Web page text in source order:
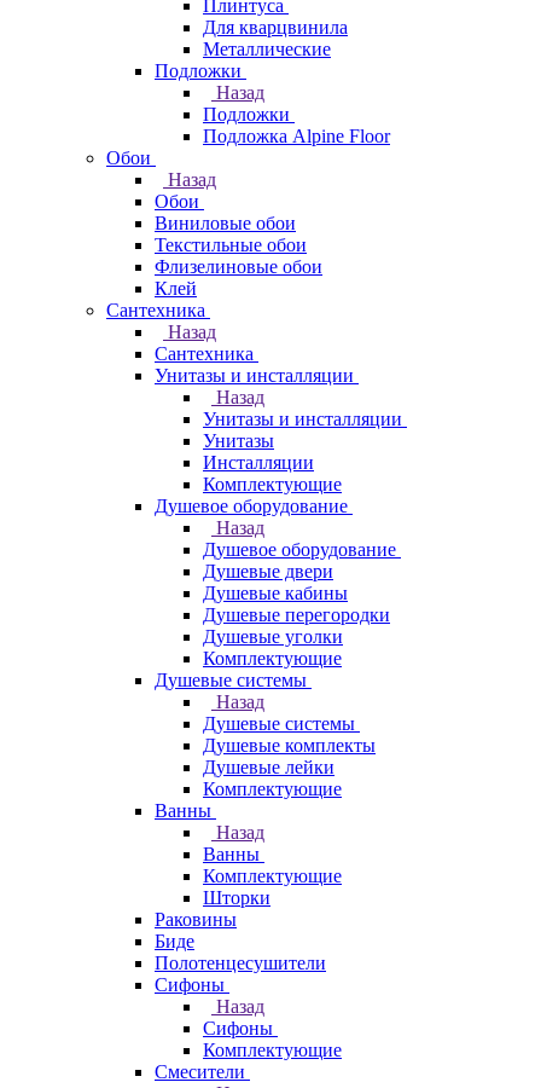
Плинтуса
Для кварцвинила
Металлические
Подложки
Назад
Подложки
Подложка Alpine Floor
Обои
Назад
Обои
Виниловые обои
Текстильные обои
Флизелиновые обои
Клей
Сантехника
Назад
Сантехника
Унитазы и инсталляции
Назад
Унитазы и инсталляции
Унитазы
Инсталляции
Комплектующие
Душевое оборудование
Назад
Душевое оборудование
Душевые двери
Душевые кабины
Душевые перегородки
Душевые уголки
Комплектующие
Душевые системы
Назад
Душевые системы
Душевые комплекты
Душевые лейки
Комплектующие
Ванны
Назад
Ванны
Комплектующие
Шторки
Раковины
Биде
Полотенцесушители
Сифоны
Назад
Сифоны
Комплектующие
Смесители